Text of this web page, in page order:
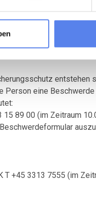
entstehen
eine
89 00 (im Zeitraum
+45 3313 7555 (im